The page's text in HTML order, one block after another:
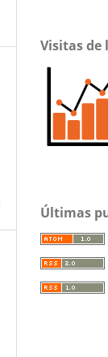
Visitas de
Últimas